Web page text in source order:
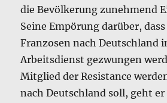
die Bevölkerung zunehmend
Seine Empörung darüber,
Franzosen nach Deutschland
Arbeitsdienst gezwungen
Mitglied der Resistance
nach Deutschland soll, geht